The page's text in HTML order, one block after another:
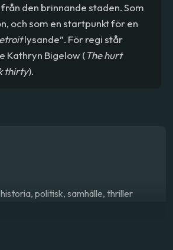
den brinnande staden. Som
och som en startpunkt för en
lysande”. För regi står
Kathryn Bigelow (The hurt
thirty).
politisk, samhälle, thriller